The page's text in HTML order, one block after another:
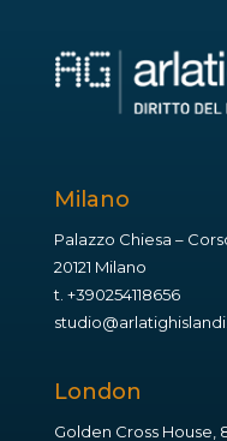
Milano
Palazzo Chiesa –
20121 Milano
t. +390254118656
London
Golden Cross House,